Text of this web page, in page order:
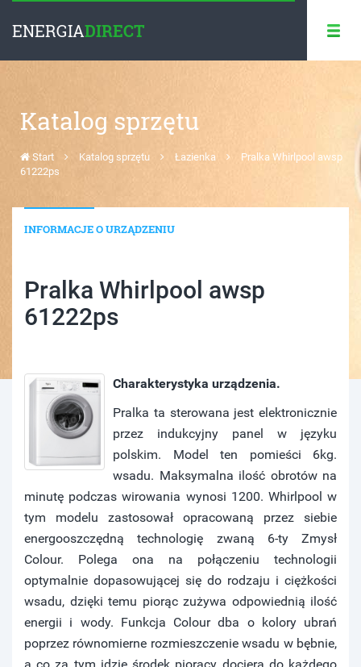
ENERGIADIRECT
Katalog sprzętu
Start Katalog sprzętu Łazienka
Pralka Whirlpool awsp
61222ps
INFORMACJE O URZĄDZENIU
Pralka Whirlpool awsp
61222ps
Charakterystyka urządzenia.
Pralka ta sterowana jest elektronicznie
przez indukcyjny panel w języku
polskim. Model ten pomieści 6kg.
wsadu. Maksymalna ilość obrotów na
minutę podczas wirowania wynosi 1200. Whirlpool w
tym modelu zastosował opracowaną przez siebie
energooszczędną technologię zwaną 6-ty Zmysł
Colour. Polega ona na połączeniu technologii
optymalnie dopasowującej się do rodzaju i ciężkości
wsadu, dzięki temu piorąc zużywa odpowiednią ilość
energii i wody. Funkcja Colour dba o kolory ubrań
poprzez równomierne rozmieszczenie wsadu w bębnie,